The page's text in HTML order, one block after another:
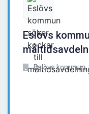
Eslövs
Eslövs